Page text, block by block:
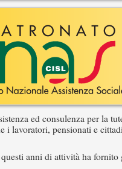
ed consulenza per la
i lavoratori, pensionati e
anni di attività ha fornito